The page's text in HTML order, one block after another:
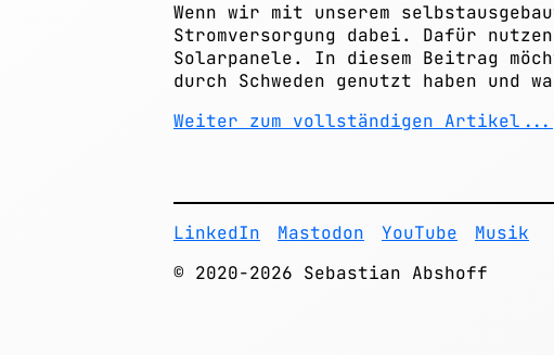
Wenn wir mit unserem
Stromversorgung dabei. Dafür
Solarpanele. In diesem Beitrag
durch Schweden genutzt haben und
Weiter zum vollständigen Artikel...
LinkedIn Mastodon YouTube Musik
© 2020-2026 Sebastian Abshoff